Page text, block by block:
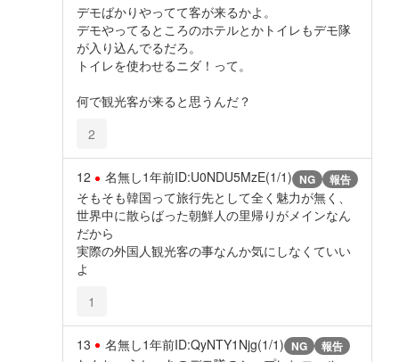
デモばかりやってて客が来るかよ。
デモやってるところのホテルとかトイレもデモ隊
が入り込んでるだろ。
トイレを使わせるニダ！って。
何で観光客が来ると思うんだ？
2
12 名無し1年前ID:U0NDU5MzE(1/1) NG 報告
そもそも韓国って旅行先として全く魅力が無く、
世界中に散らばった朝鮮人の里帰りがメインなん
だから
実際の外国人観光客の事なんか気にしなくていい
よ
1
13 名無し1年前ID:QyNTY1Njg(1/1) NG 報告